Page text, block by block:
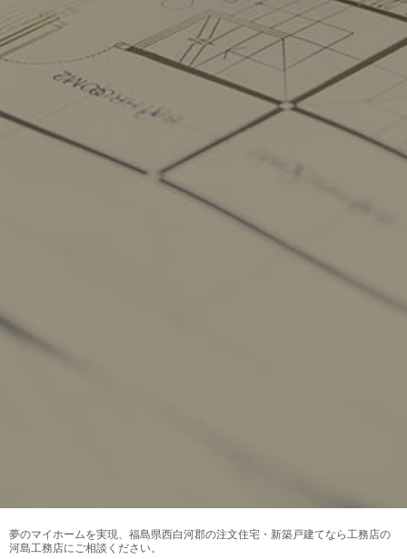
夢のマイホームを実現、 福島県西白河郡の注文住宅・新築戸建てなら工務店の
河島工務店にご相談ください。